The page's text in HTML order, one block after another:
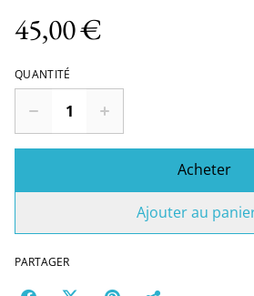
45,00 €
QUANTITÉ
Acheter
Ajouter au
PARTAGER